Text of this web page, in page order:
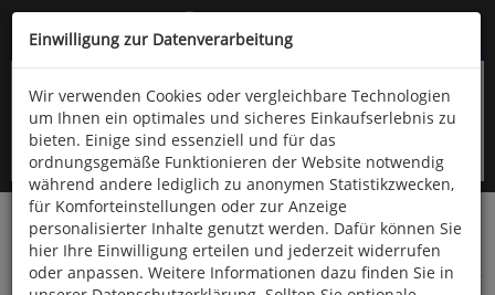
Kompletten Head der Seite überspringen
oder (06766) 9323-960
Startseite Haushalt & Garten
Küche & Haushalt
Diverses
Einwilligung zur Datenverarbeitung
Wir verwenden Cookies oder vergleichbare Technologien
um Ihnen ein optimales und sicheres Einkaufserlebnis zu
bieten. Einige sind essenziell und für das
ordnungsgemäße Funktionieren der Website notwendig
während andere lediglich zu anonymen Statistikzwecken,
für Komforteinstellungen oder zur Anzeige
personalisierter Inhalte genutzt werden. Dafür können Sie
hier Ihre Einwilligung erteilen und jederzeit widerrufen
oder anpassen. Weitere Informationen dazu finden Sie in